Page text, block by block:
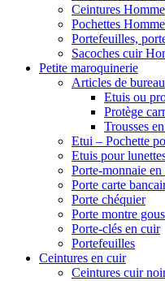
Ceintures Homme
Pochettes
Portefeuilles,
Sacoches cuir
Petite maroquinerie
Articles de bureau
Etuis ou
Protège
Trousses
Etui – Pochette
Etuis pour
Porte-monnaie
Porte carte
Porte chéquier
Porte montre
Porte-clés en cuir
Portefeuilles
Ceintures en cuir
Ceintures cuir